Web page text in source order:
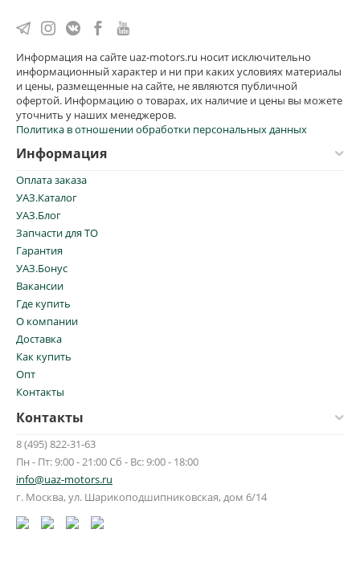
Информация на сайте uaz-motors.ru носит исключительно
информационный характер и ни при каких условиях материалы
и цены, размещенные на сайте, не являются публичной
офертой. Информацию о товарах, их наличие и цены вы можете
уточнить у наших менеджеров.
Политика в отношении обработки персональных данных
Информация
Оплата заказа
УАЗ.Каталог
УАЗ.Блог
Запчасти для ТО
Гарантия
УАЗ.Бонус
Вакансии
Где купить
О компании
Доставка
Как купить
Опт
Контакты
Контакты
8 (495) 822-31-63
Пн - Пт: 9:00 - 21:00 Сб - Вс: 9:00 - 18:00
info@uaz-motors.ru
г. Москва, ул. Шарикоподшипниковская, дом 6/14